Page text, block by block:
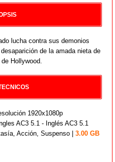
lucha contra sus demonios
de la amada nieta de
Hollywood.
1920x1080p
AC3 5.1 - Inglés AC3 5.1
Acción, Suspenso | 3.00 GB